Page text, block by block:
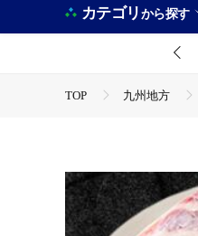
カテゴリから探す
TOP 九州地方